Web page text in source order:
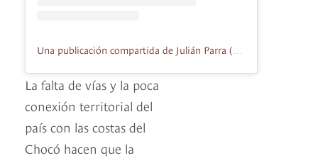
Una publicación compartida de Julián Parra (@julianparrabird)
La falta de vías y la poca
conexión territorial del
país con las costas del
Chocó hacen que la